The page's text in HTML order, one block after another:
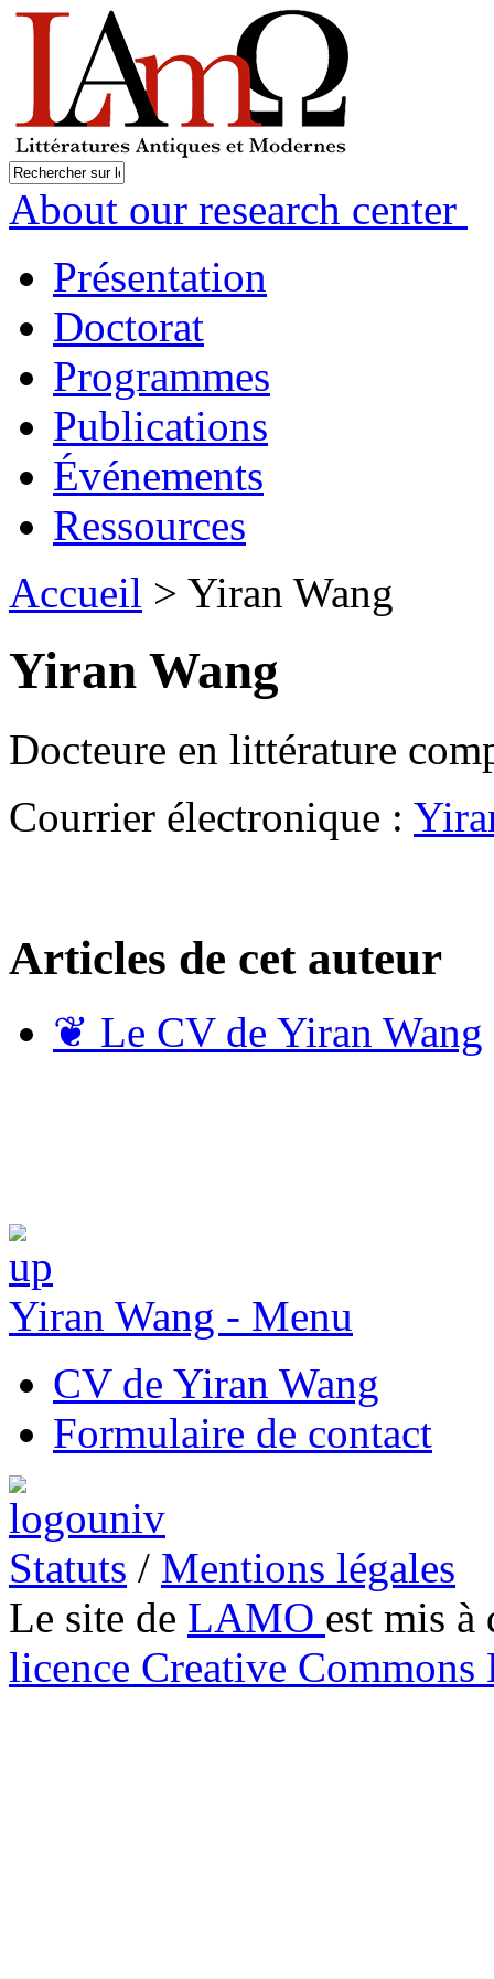
About our research center
Présentation
Doctorat
Programmes
Publications
Événements
Ressources
Accueil > Yiran Wang
Yiran Wang
Docteure en littérature
Courrier électronique :
Articles de cet auteur
❦ Le CV de Yiran Wang
Yiran Wang - Menu
CV de Yiran Wang
Formulaire de contact
Statuts / Mentions légales
Le site de LAMO est mis à
licence Creative